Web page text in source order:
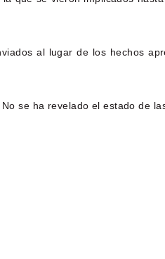
al lugar de los hechos
se ha revelado el estado de